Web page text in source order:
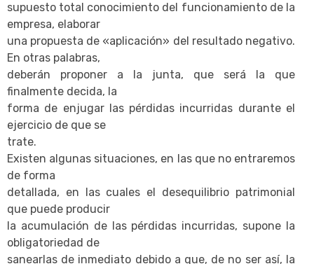
supuesto total conocimiento del funcionamiento de la
empresa, elaborar
una propuesta de «aplicación» del resultado negativo.
En otras palabras,
deberán proponer a la junta, que será la que
finalmente decida, la
forma de enjugar las pérdidas incurridas durante el
ejercicio de que se
trate.
Existen algunas situaciones, en las que no entraremos
de forma
detallada, en las cuales el desequilibrio patrimonial
que puede producir
la acumulación de las pérdidas incurridas, supone la
obligatoriedad de
sanearlas de inmediato debido a que, de no ser así, la